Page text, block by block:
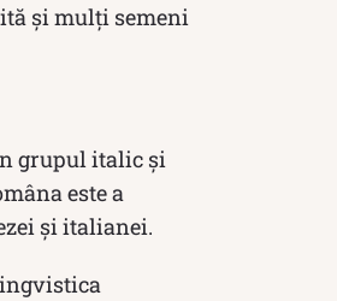
și mulți semeni
grupul italic și
este a
și italianei.